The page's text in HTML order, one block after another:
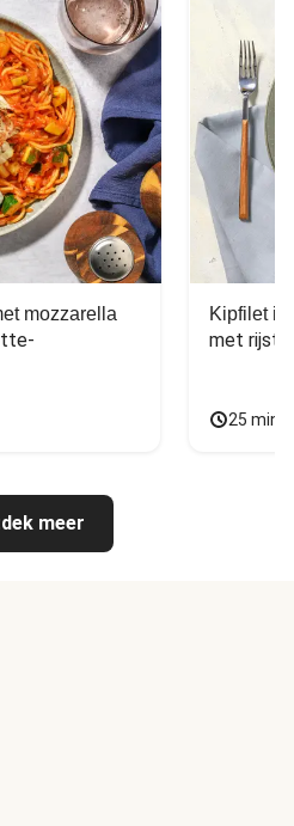
mozzarella Kipfilet in
met rijst,
25
meer